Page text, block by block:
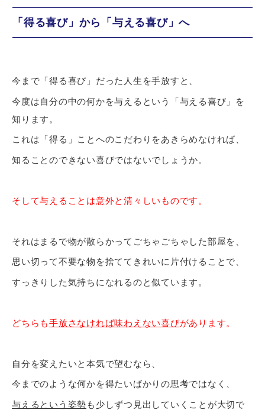
「得る喜び」から「与える喜び」へ
今まで「得る喜び」だった人生を手放すと、
今度は自分の中の何かを与えるという「与える喜び」を
知ります。
これは「得る」ことへのこだわりをあきらめなければ、
知ることのできない喜びではないでしょうか。
そして与えることは意外と清々しいものです。
それはまるで物が散らかってごちゃごちゃした部屋を、
思い切って不要な物を捨ててきれいに片付けることで、
すっきりした気持ちになれるのと似ています。
どちらも手放さなければ味わえない喜びがあります。
自分を変えたいと本気で望むなら、
今までのような何かを得たいばかりの思考ではなく、
与えるという姿勢 も少しずつ見出していくことが大切で